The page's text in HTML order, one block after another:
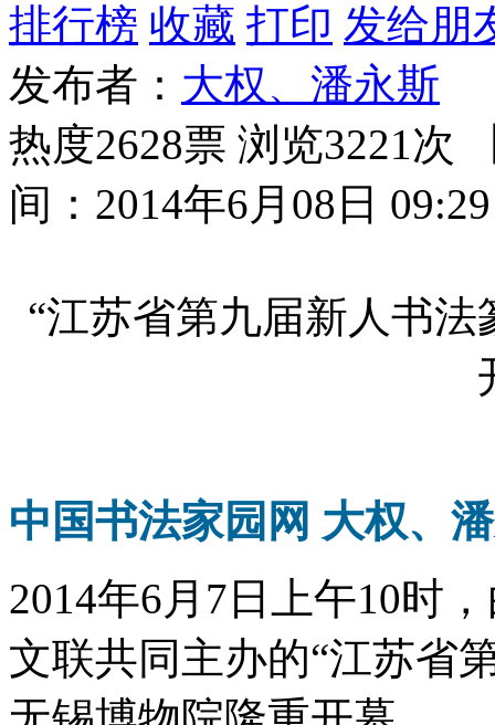
排行榜 收藏 打印 发给朋
发布者： 大权、潘永斯
热度2628票 浏览3221次
间：2014年6月08日 09:29
“江苏省第九届新人书
中国书法家园网 大权、
2014年6月7日上午10时
文联共同主办的“江苏省